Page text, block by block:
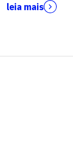
leia mais